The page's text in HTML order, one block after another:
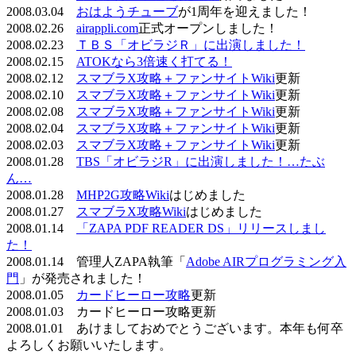
2008.03.04 おはようチューブが1周年を迎えました！
2008.02.26 airappli.com正式オープンしました！
2008.02.23
ＴＢＳ「オビラジＲ」に出演しました！
2008.02.15 ATOKなら3倍速く打てる！
2008.02.12
スマブラX攻略＋ファンサイトWiki更新
2008.02.10
スマブラX攻略＋ファンサイトWiki更新
2008.02.08
スマブラX攻略＋ファンサイトWiki更新
2008.02.04
スマブラX攻略＋ファンサイトWiki更新
2008.02.03
スマブラX攻略＋ファンサイトWiki更新
2008.01.28 TBS「オビラジR」に出演しました！…たぶ
ん…
2008.01.28 MHP2G攻略Wikiはじめました
2008.01.27
スマブラX攻略Wikiはじめました
2008.01.14
「ZAPA PDF READER DS」リリースしまし
た！
2008.01.14 管理人ZAPA執筆「 Adobe AIRプログラミング入
門 」が発売されました！
2008.01.05
カードヒーロー攻略更新
2008.01.03 カードヒーロー攻略更新
2008.01.01 あけましておめでとうございます。本年も何卒
よろしくお願いいたします。